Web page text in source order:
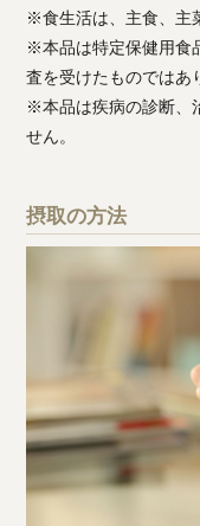
※食生活は、主食、主
※本品は特定保健用食
査を受けたものではあ
※本品は疾病の診断、
せん。
摂取の方法